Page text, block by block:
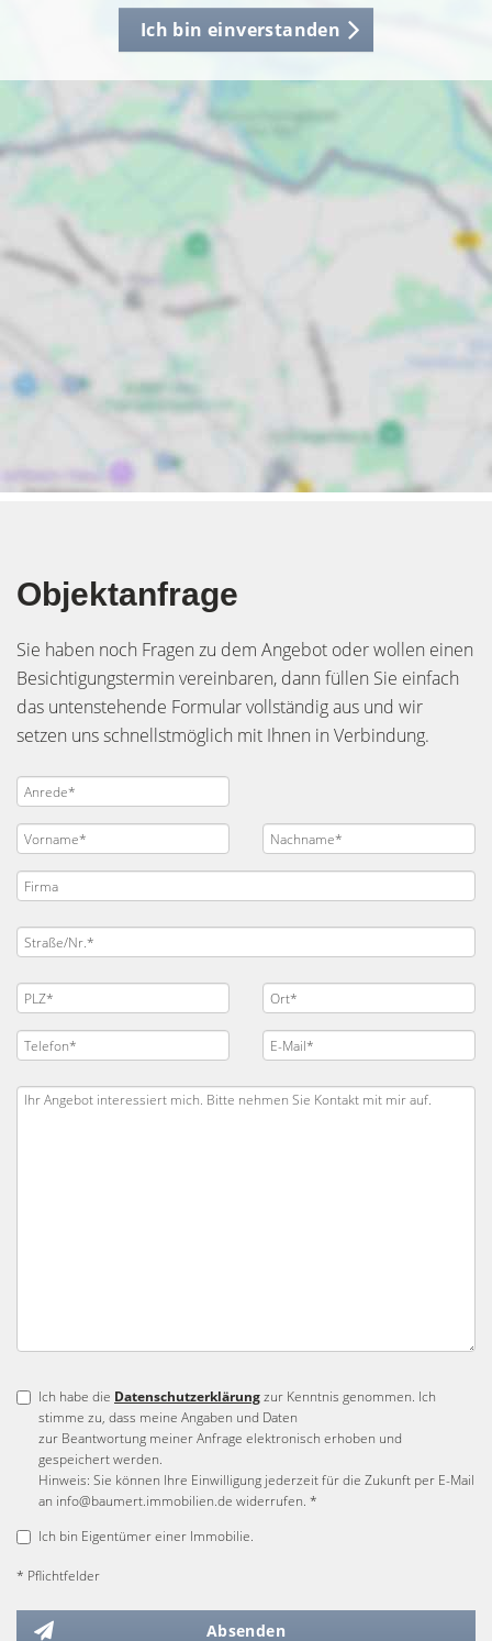
Ich bin einverstanden
Objektanfrage
Sie haben noch Fragen zu dem Angebot oder wollen einen
Besichtigungstermin vereinbaren, dann füllen Sie einfach
das untenstehende Formular vollständig aus und wir
setzen uns schnellstmöglich mit Ihnen in Verbindung.
Ich habe die Datenschutzerklärungzur Kenntnis genommen. Ich
stimme zu, dass meine Angaben und Daten
zur Beantwortung meiner Anfrage elektronisch erhoben und
gespeichert werden.
Hinweis: Sie können Ihre Einwilligung jederzeit für die Zukunft per E-Mail
an info@baumert.immobilien.de widerrufen. *
Ich bin Eigentümer einer Immobilie.
* Pflichtfelder
Absenden